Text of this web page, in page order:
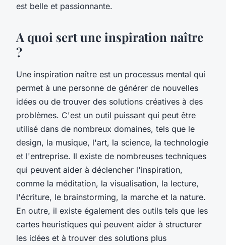
est belle et passionnante.
A quoi sert une inspiration naître
?
Une inspiration naître est un processus mental qui
permet à une personne de générer de nouvelles
idées ou de trouver des solutions créatives à des
problèmes. C'est un outil puissant qui peut être
utilisé dans de nombreux domaines, tels que le
design, la musique, l'art, la science, la technologie
et l'entreprise. Il existe de nombreuses techniques
qui peuvent aider à déclencher l'inspiration,
comme la méditation, la visualisation, la lecture,
l'écriture, le brainstorming, la marche et la nature.
En outre, il existe également des outils tels que les
cartes heuristiques qui peuvent aider à structurer
les idées et à trouver des solutions plus